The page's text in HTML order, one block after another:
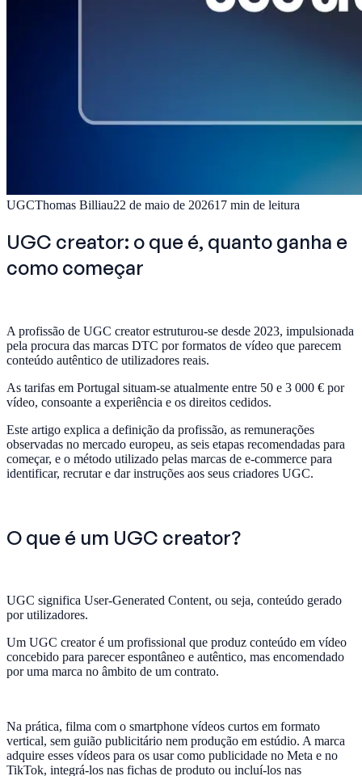
UGCThomas Billiau22 de maio de 202617 min de leitura
UGC creator: o que é, quanto ganha e
como começar
A profissão de UGC creator estruturou-se desde 2023, impulsionada
pela procura das marcas DTC por formatos de vídeo que parecem
conteúdo autêntico de utilizadores reais.
As tarifas em Portugal situam-se atualmente entre 50 e 3 000 € por
vídeo, consoante a experiência e os direitos cedidos.
Este artigo explica a definição da profissão, as remunerações
observadas no mercado europeu, as seis etapas recomendadas para
começar, e o método utilizado pelas marcas de e-commerce para
identificar, recrutar e dar instruções aos seus criadores UGC.
O que é um UGC creator?
UGC significa User-Generated Content, ou seja, conteúdo gerado
por utilizadores.
Um UGC creator é um profissional que produz conteúdo em vídeo
concebido para parecer espontâneo e autêntico, mas encomendado
por uma marca no âmbito de um contrato.
Na prática, filma com o smartphone vídeos curtos em formato
vertical, sem guião publicitário nem produção em estúdio. A marca
adquire esses vídeos para os usar como publicidade no Meta e no
TikTok, integrá-los nas fichas de produto ou incluí-los nas